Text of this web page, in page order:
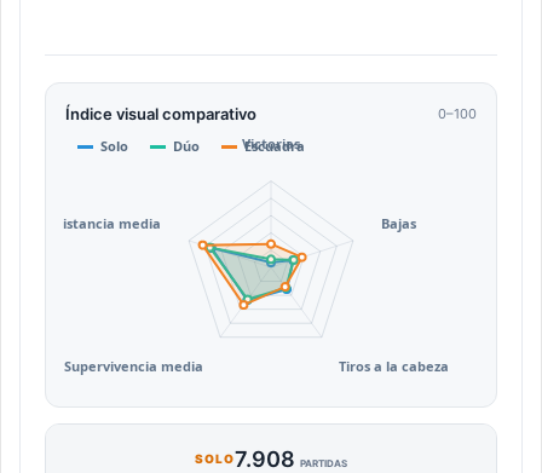
Índice visual comparativo 0–100
SOLO7.908 PARTIDAS